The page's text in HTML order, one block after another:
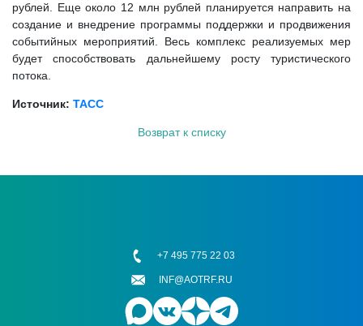
рублей. Еще около 12 млн рублей планируется направить на
создание и внедрение программы поддержки и продвижения
событийных мероприятий. Весь комплекс реализуемых мер
будет способствовать дальнейшему росту туристического
потока.
Источник: ТАСС
Возврат к списку
+7 495 775 22 03
INF@AOTRF.RU